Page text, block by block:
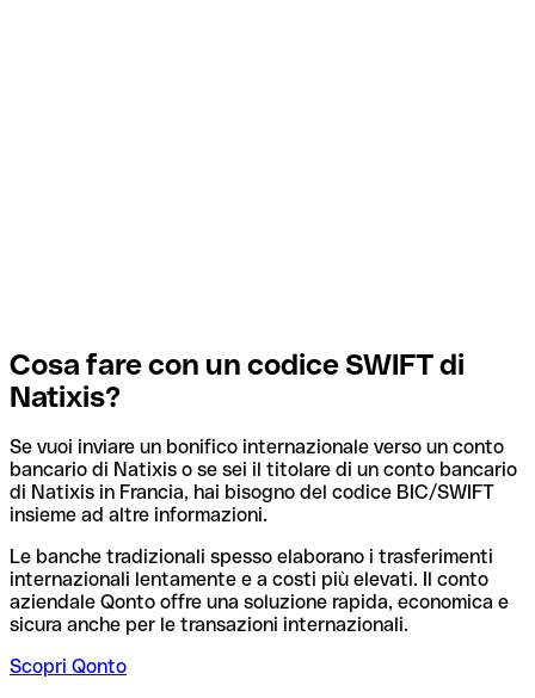
Cosa fare con un codice SWIFT di
Natixis?
Se vuoi inviare un bonifico internazionale verso un conto
bancario di Natixis o se sei il titolare di un conto bancario
di Natixis in Francia, hai bisogno del codice BIC/SWIFT
insieme ad altre informazioni.
Le banche tradizionali spesso elaborano i trasferimenti
internazionali lentamente e a costi più elevati. Il conto
aziendale Qonto offre una soluzione rapida, economica e
sicura anche per le transazioni internazionali.
Scopri Qonto